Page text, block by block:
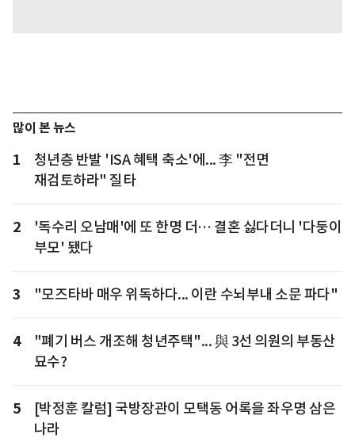
많이 본 뉴스
1
청년층 반발 'ISA 혜택 축소'에... 李 "전면
재검토하라" 질타
2
'독수리 오남매'에 또 한명 더… 결혼 싫다더니 '다둥이
부모' 됐다
3 "모즈타바 매우 위독하다... 이란 수뇌부내 소문 파다"
4
"폐기 버스 개조해 청년주택"... 與 3선 의원의 부동산
묘수?
5
[박정훈 칼럼] 국방장관이 모택동 어록을 좌우명 삼은
나라